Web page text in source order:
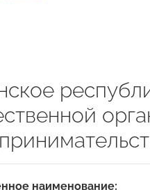
наименование: